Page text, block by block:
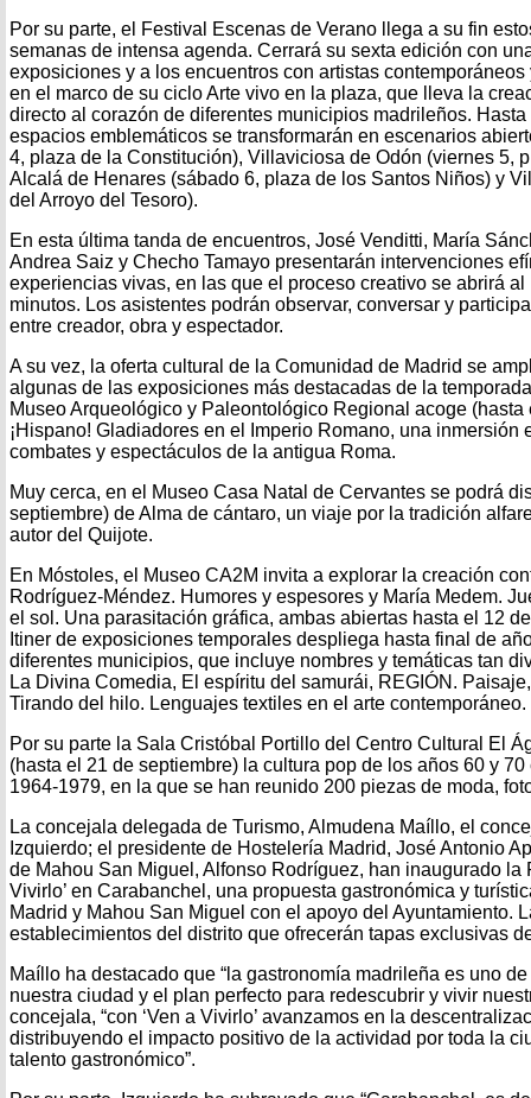
Por su parte, el Festival Escenas de Verano llega a su fin
semanas de intensa agenda. Cerrará su sexta edición con
exposiciones y a los encuentros con artistas
en el marco de su ciclo Arte vivo en la plaza, que lleva la
directo al corazón de diferentes municipios madrileños.
espacios emblemáticos se transformarán en escenarios
4, plaza de la Constitución), Villaviciosa de Odón (viernes 5,
Alcalá de Henares (sábado 6, plaza de los Santos Niños) y
del Arroyo del Tesoro).
En esta última tanda de encuentros, José Venditti, María
Andrea Saiz y Checho Tamayo presentarán intervenciones
experiencias vivas, en las que el proceso creativo se abrirá
minutos. Los asistentes podrán observar, conversar y
entre creador, obra y espectador.
A su vez, la oferta cultural de la Comunidad de Madrid se
algunas de las exposiciones más destacadas de la
Museo Arqueológico y Paleontológico Regional acoge (hasta
¡Hispano! Gladiadores en el Imperio Romano, una inmersión
combates y espectáculos de la antigua Roma.
Muy cerca, en el Museo Casa Natal de Cervantes se podrá
septiembre) de Alma de cántaro, un viaje por la tradición
autor del Quijote.
En Móstoles, el Museo CA2M invita a explorar la creación
Rodríguez-Méndez. Humores y espesores y María Medem.
el sol. Una parasitación gráfica, ambas abiertas hasta el 12
Itiner de exposiciones temporales despliega hasta final de
diferentes municipios, que incluye nombres y temáticas tan
La Divina Comedia, El espíritu del samurái, REGIÓN.
Tirando del hilo. Lenguajes textiles en el arte contemporáneo.
Por su parte la Sala Cristóbal Portillo del Centro Cultural El
(hasta el 21 de septiembre) la cultura pop de los años 60 y
1964-1979, en la que se han reunido 200 piezas de moda,
La concejala delegada de Turismo, Almudena Maíllo, el
Izquierdo; el presidente de Hostelería Madrid, José Antonio
de Mahou San Miguel, Alfonso Rodríguez, han inaugurado la
Vivirlo’ en Carabanchel, una propuesta gastronómica y
Madrid y Mahou San Miguel con el apoyo del Ayuntamiento.
establecimientos del distrito que ofrecerán tapas exclusivas
Maíllo ha destacado que “la gastronomía madrileña es uno
nuestra ciudad y el plan perfecto para redescubrir y vivir
concejala, “con ‘Ven a Vivirlo’ avanzamos en la
distribuyendo el impacto positivo de la actividad por toda la
talento gastronómico”.